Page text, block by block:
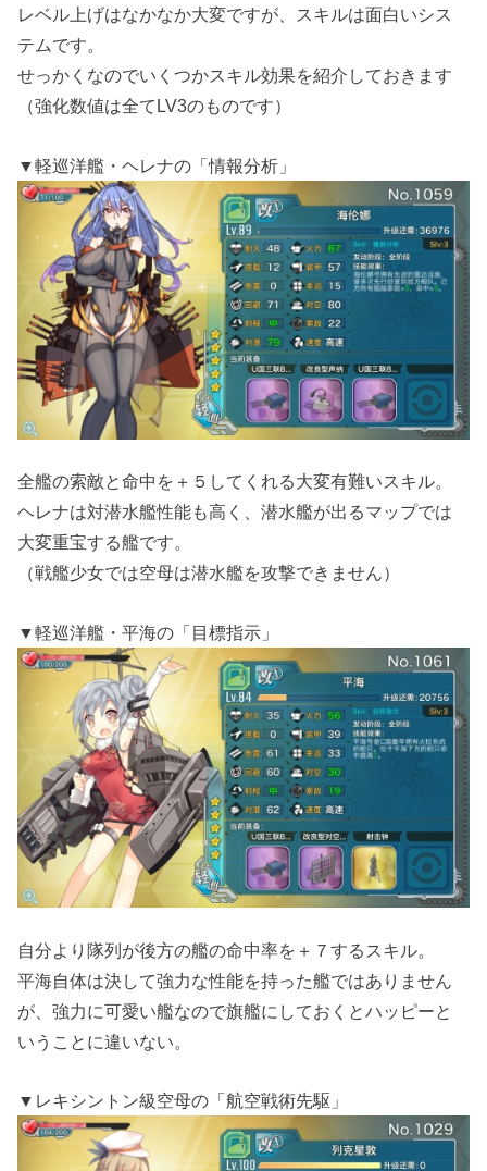
レベル上げはなかなか大変ですが、スキルは面白いシス
テムです。
せっかくなのでいくつかスキル効果を紹介しておきます
（強化数値は全てLV3のものです）
▼軽巡洋艦・ヘレナの「情報分析」
全艦の索敵と命中を＋５してくれる大変有難いスキル。
ヘレナは対潜水艦性能も高く、潜水艦が出るマップでは
大変重宝する艦です。
（戦艦少女では空母は潜水艦を攻撃できません）
▼軽巡洋艦・平海の「目標指示」
自分より隊列が後方の艦の命中率を＋７するスキル。
平海自体は決して強力な性能を持った艦ではありません
が、強力に可愛い艦なので旗艦にしておくとハッピーと
いうことに違いない。
▼レキシントン級空母の「航空戦術先駆」